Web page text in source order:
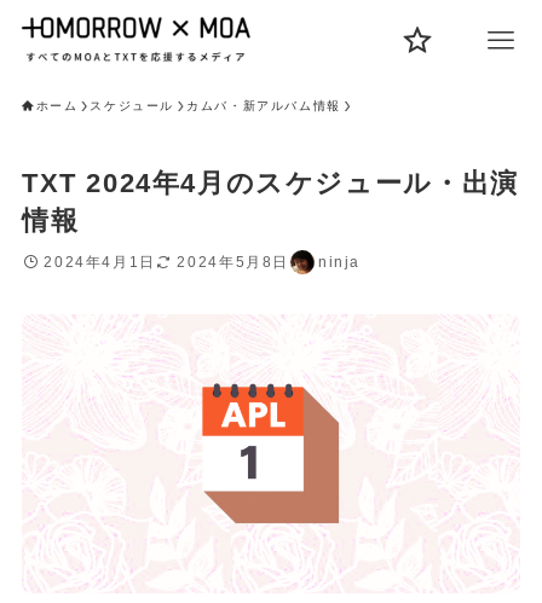
ホーム スケジュール カムバ・新アルバム情報
TXT 2024年4月のスケジュール・出演
情報
2024年4月1日 2024年5月8日 ninja